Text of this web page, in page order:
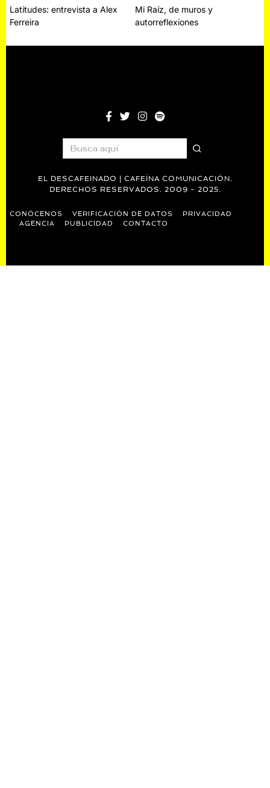
Navegación
de
entradas
Latitudes: entrevista a Alex
Ferreira
Mi Raíz, de muros y
autorreflexiones
EL DESCAFEINADO | CAFEÍNA COMUNICACIÓN.
DERECHOS RESERVADOS. 2009 - 2025.
CONÓCENOS VERIFICACIÓN DE DATOS
PRIVACIDAD
AGENCIA
PUBLICIDAD CONTACTO